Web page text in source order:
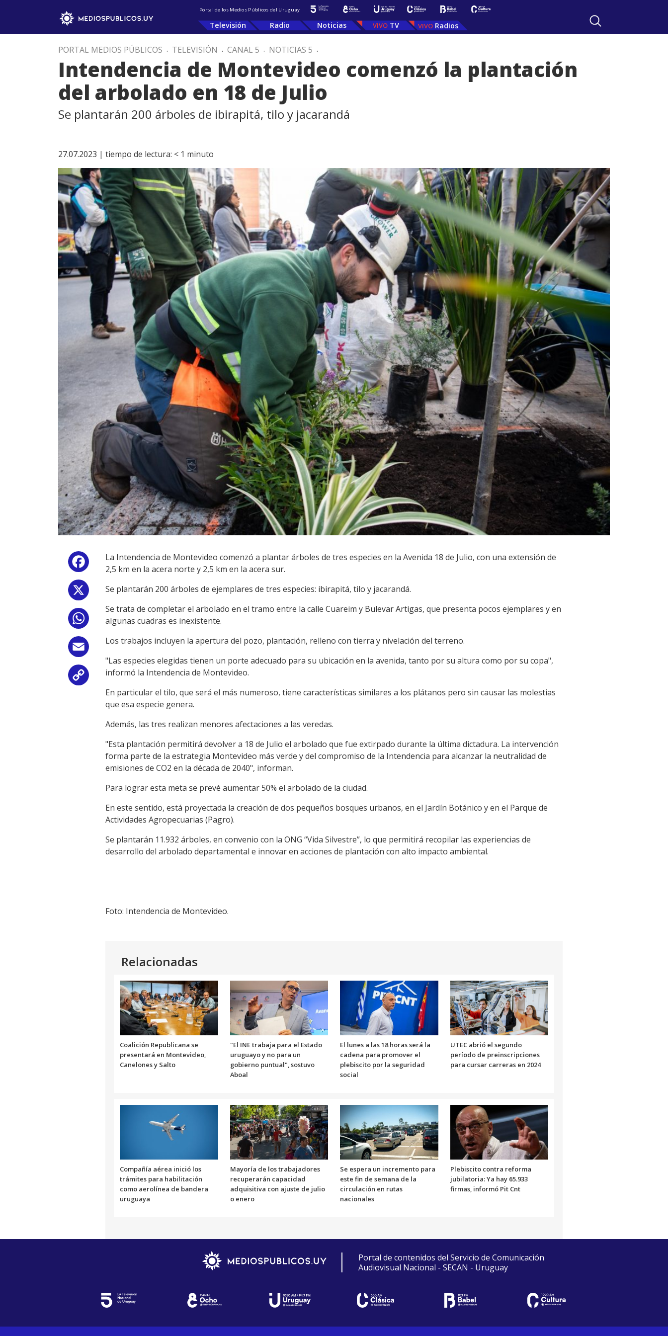
Portal de los Medios Públicos del Uruguay
Televisión Radio Noticias TV Radios
PORTAL MEDIOS PÚBLICOS . TELEVISIÓN . CANAL 5 . NOTICIAS 5 .
Intendencia de Montevideo comenzó la plantación
del arbolado en 18 de Julio
Se plantarán 200 árboles de ibirapitá, tilo y jacarandá
27.07.2023 | tiempo de lectura: < 1 minuto
Facebook
WhatsApp
Copy
Link
La Intendencia de Montevideo comenzó a plantar árboles de tres especies en la Avenida 18 de Julio, con una extensión de
2,5 km en la acera norte y 2,5 km en la acera sur.
Se plantarán 200 árboles de ejemplares de tres especies: ibirapitá, tilo y jacarandá.
Se trata de completar el arbolado en el tramo entre la calle Cuareim y Bulevar Artigas, que presenta pocos ejemplares y en
algunas cuadras es inexistente.
Los trabajos incluyen la apertura del pozo, plantación, relleno con tierra y nivelación del terreno.
"Las especies elegidas tienen un porte adecuado para su ubicación en la avenida, tanto por su altura como por su copa",
informó la Intendencia de Montevideo.
En particular el tilo, que será el más numeroso, tiene características similares a los plátanos pero sin causar las molestias
que esa especie genera.
Además, las tres realizan menores afectaciones a las veredas.
"Esta plantación permitirá devolver a 18 de Julio el arbolado que fue extirpado durante la última dictadura. La intervención
forma parte de la estrategia Montevideo más verde y del compromiso de la Intendencia para alcanzar la neutralidad de
emisiones de CO2 en la década de 2040", informan.
Para lograr esta meta se prevé aumentar 50% el arbolado de la ciudad.
En este sentido, está proyectada la creación de dos pequeños bosques urbanos, en el Jardín Botánico y en el Parque de
Actividades Agropecuarias (Pagro).
Se plantarán 11.932 árboles, en convenio con la ONG “Vida Silvestre”, lo que permitirá recopilar las experiencias de
desarrollo del arbolado departamental e innovar en acciones de plantación con alto impacto ambiental.
Foto: Intendencia de Montevideo.
Relacionadas
Coalición Republicana se
presentará en Montevideo,
Canelones y Salto
"El INE trabaja para el Estado
uruguayo y no para un
gobierno puntual", sostuvo
Aboal
El lunes a las 18 horas será la
cadena para promover el
plebiscito por la seguridad
social
UTEC abrió el segundo
período de preinscripciones
para cursar carreras en 2024
Compañía aérea inició los
trámites para habilitación
como aerolínea de bandera
uruguaya
Mayoría de los trabajadores
recuperarán capacidad
adquisitiva con ajuste de julio
o enero
Se espera un incremento para
este fin de semana de la
circulación en rutas
nacionales
Plebiscito contra reforma
jubilatoria: Ya hay 65.933
firmas, informó Pit Cnt
Portal de contenidos del Servicio de Comunicación
Audiovisual Nacional - SECAN - Uruguay